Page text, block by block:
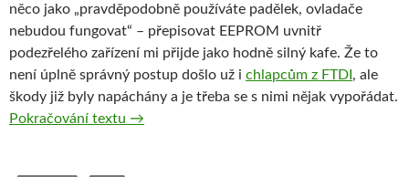
něco jako „pravděpodobně používáte padělek, ovladače
nebudou fungovat“ – přepisovat EEPROM uvnitř
podezřelého zařízení mi přijde jako hodně silný kafe. Že to
není úplně správný postup došlo už i chlapcům z FTDI , ale
škody již byly napáchány a je třeba se s nimi nějak vypořádat.
Pokračování textu Arduino – Ještě nevyhazujte své
→